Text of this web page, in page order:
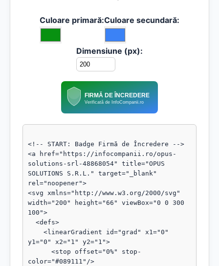
Culoare primară:Culoare secundară:
Dimensiune (px):
FIRMĂ DE ÎNCREDERE
Verificată de InfoCompanii.ro
<!-- START: Badge Firmă de Încredere -->
<a href="https://infocompanii.ro/opus-
solutions-srl-48868054" title="OPUS
SOLUTIONS S.R.L." target="_blank"
rel="noopener">
<svg xmlns="http://www.w3.org/2000/svg"
width="200" height="66" viewBox="0 0 300
100">
y1="0" x2="1" y2="1">
color="#089111"/>